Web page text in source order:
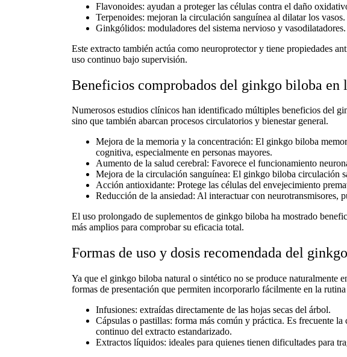
Flavonoides: ayudan a proteger las células contra el daño
Terpenoides: mejoran la circulación sanguínea al dilatar los vasos.
Ginkgólidos: moduladores del sistema nervioso y vasodilatadores.
Este extracto también actúa como neuroprotector y tiene propiedades
uso continuo bajo supervisión.
Beneficios comprobados del ginkgo biloba en
Numerosos estudios clínicos han identificado múltiples beneficios del
sino que también abarcan procesos circulatorios y bienestar general.
Mejora de la memoria y la concentración: El ginkgo biloba
cognitiva, especialmente en personas mayores.
Aumento de la salud cerebral: Favorece el funcionamiento
Mejora de la circulación sanguínea: El ginkgo biloba circulación
Acción antioxidante: Protege las células del envejecimiento
Reducción de la ansiedad: Al interactuar con neurotransmisores,
El uso prolongado de suplementos de ginkgo bilobaha mostrado
más amplios para comprobar su eficacia total.
Formas de uso y dosis recomendada del
Ya que el ginkgo biloba natural o sintéticono se produce naturalmente
formas de presentación que permiten incorporarlo fácilmente en la
Infusiones: extraídas directamente de las hojas secas del árbol.
Cápsulas o pastillas: forma más común y práctica. Es frecuente la
continuo del extracto estandarizado.
Extractos líquidos: ideales para quienes tienen dificultades para